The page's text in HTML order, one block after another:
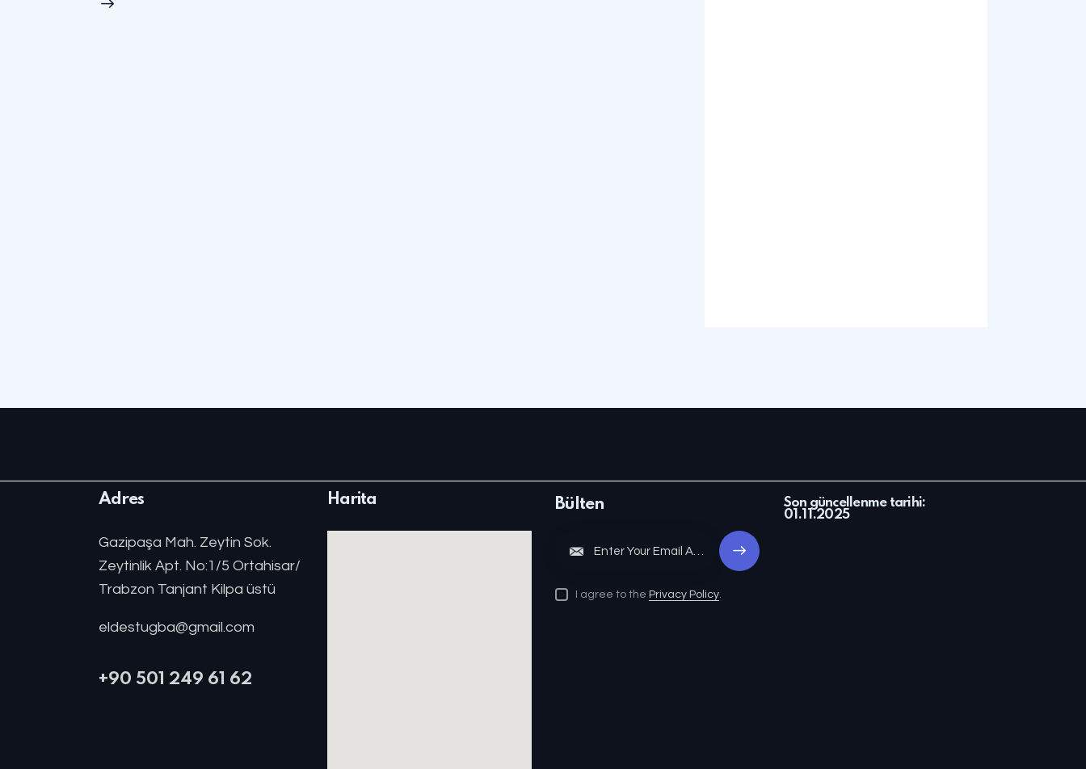
Adres
Gazipaşa Mah. Zeytin Sok.
Zeytinlik Apt. No:1/5 Ortahisar/
Trabzon Tanjant Kilpa üstü
eldestugba@gmail.com
+90 501 249 61 62
Harita Bülten
Subscrib
I agree to the Privacy Policy.
Son güncellenme tarihi:
01.11.2025